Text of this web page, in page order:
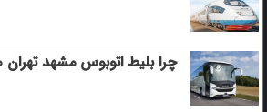
چرا بلیط اتوبوس مشهد